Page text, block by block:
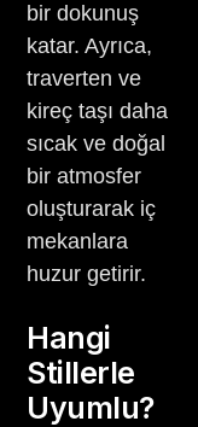
bir dokunuş
katar. Ayrıca,
traverten ve
kireç taşı daha
sıcak ve doğal
bir atmosfer
oluşturarak iç
mekanlara
huzur getirir.
Hangi
Stillerle
Uyumlu?